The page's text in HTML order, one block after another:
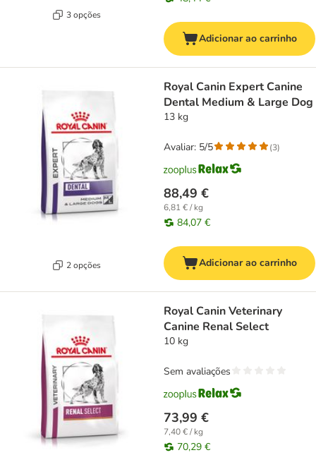
3 opções
Adicionar ao carrinho
2 opções
Royal Canin Expert Canine
Dental Medium & Large Dog
13 kg
88,49 €
6,81 € / kg
84,07 €
Avaliar: 5/5 (3)
Adicionar ao carrinho
Royal Canin Veterinary
Canine Renal Select
10 kg
73,99 €
7,40 € / kg
70,29 €
Sem avaliações